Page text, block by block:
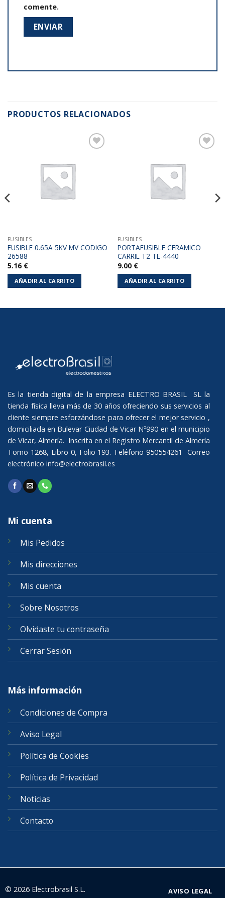
comente.
PRODUCTOS RELACIONADOS
FUSIBLES
FUSIBLE 0.65A 5KV MV CODIGO
26588
5.16 €
AÑADIR AL CARRITO
FUSIBLES
PORTAFUSIBLE CERAMICO
CARRIL T2 TE-4440
9.00 €
AÑADIR AL CARRITO
Es la tienda digital de la empresa ELECTRO BRASIL SL la
tienda física lleva más de 30 años ofreciendo sus servicios al
cliente siempre esforzándose para ofrecer el mejor servicio ,
domiciliada en Bulevar Ciudad de Vicar Nº990 en el municipio
de Vicar, Almería. Inscrita en el Registro Mercantil de Almería
Tomo 1268, Libro 0, Folio 193. Teléfono 950554261 Correo
electrónico info@electrobrasil.es
Mi cuenta
Mis Pedidos
Mis direcciones
Mis cuenta
Sobre Nosotros
Olvidaste tu contraseña
Cerrar Sesión
Más información
Condiciones de Compra
Aviso Legal
Política de Cookies
Política de Privacidad
Noticias
Contacto
© 2026 Electrobrasil S.L. AVISO LEGAL